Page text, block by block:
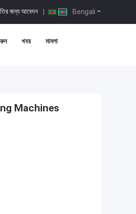
Bengali
জন্য আবেদন |
খবর মামলা
Machines